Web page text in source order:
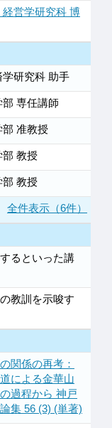
営学研究科 博
研究科 助手
専任講師
准教授
部 教授
部 教授
全件表示（6件）
るといった講
教訓を示唆す
関係の再考：
による金華山
過程から 神戸
集 56 (3) (単著)